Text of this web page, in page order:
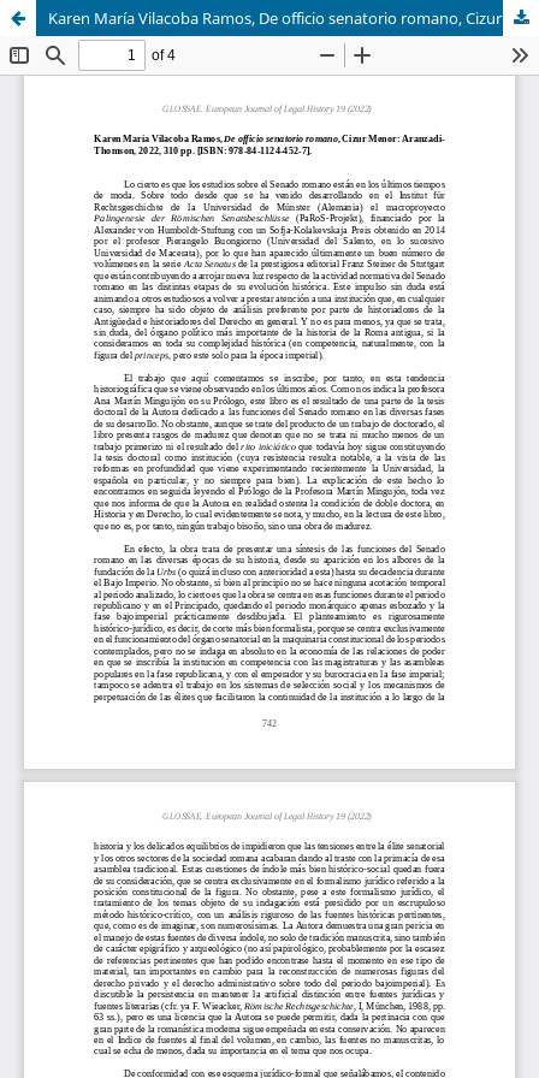
Karen María Vilacoba Ramos, De officio senatorio romano, Cizur Menor: Aranzadi-Thomson, 2022, 310 pp. [ISBN: 978-84-1124-452-7]